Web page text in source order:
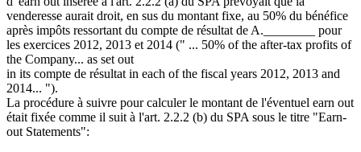
venderesse aurait droit, en sus du montant fixe, au 50% du bénéfice
après impôts ressortant du compte de résultat de A.________ pour
les exercices 2012, 2013 et 2014 (" ... 50% of the after-tax profits of
the Company... as set out
in its compte de résultat in each of the fiscal years 2012, 2013 and
2014... ").
La procédure à suivre pour calculer le montant de l'éventuel earn out
était fixée comme il suit à l'art. 2.2.2 (b) du SPA sous le titre "Earn-
out Statements":